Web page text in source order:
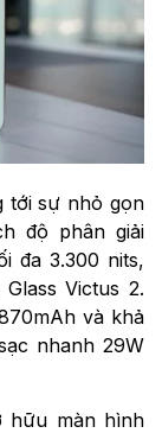
tới sự nhỏ gọn
độ phân giải
đa 3.300 nits,
Victus 2.
và khả
nhanh 29W
hữu màn hình